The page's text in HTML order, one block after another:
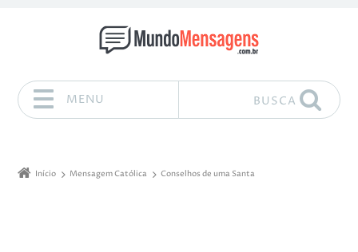
MENU BUSCA
Início Mensagem Católica Conselhos de uma Santa